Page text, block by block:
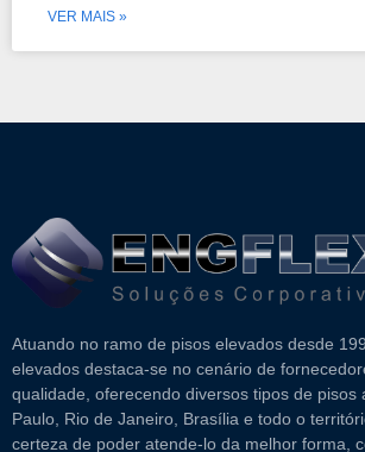
VER MAIS »
Atuando no ramo de pisos elevados desde
elevados destaca-se no cenário de
qualidade, oferecendo diversos tipos de
Paulo, Rio de Janeiro, Brasília e todo o
certeza de poder atende-lo da melhor forma,